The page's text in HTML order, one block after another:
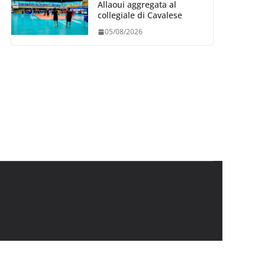
Allaoui aggregata al
collegiale di Cavalese
05/08/2026